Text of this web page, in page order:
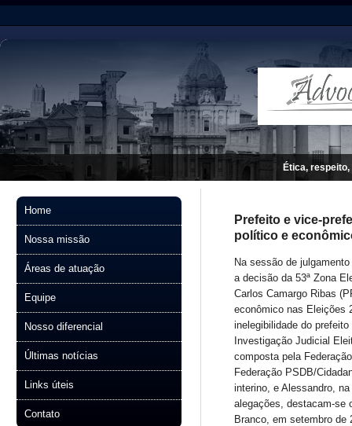
Ética,
Home
Nossa missão
Áreas de atuação
Equipe
Nosso diferencial
Últimas notícias
Links úteis
Contato
Prefeito e vice-
político e
Na sessão de
a decisão da 53ª Zona
Carlos Camargo Ribas
econômico nas Eleições
inelegibilidade do
Investigação Judicial
composta pela
Federação PSDB/
interino, e Alessandro,
alegações, destacam-se
Branco, em setembro de